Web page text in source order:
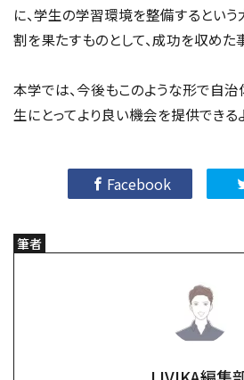
に、学生の学習環境を整備するとい
割を果たすものとして、成功を収めた
本学では、今後もこのような形で自治
生にとってより良い機会を提供できる
Facebook
筆者